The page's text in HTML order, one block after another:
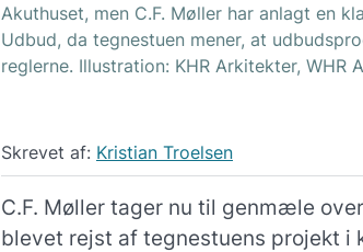
Akuthuset, men C.F. Møller har anlagt en
Udbud, da tegnestuen mener, at
reglerne. Illustration: KHR Arkitekter, WHR
Skrevet af: Kristian Troelsen
C.F. Møller tager nu til genmæle
blevet rejst af tegnestuens projekt i